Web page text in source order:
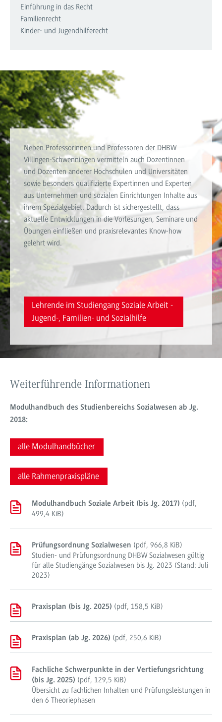
Einführung in das Recht
Familienrecht
Kinder- und Jugendhilferecht
Lehrende
Neben Professorinnen und Professoren der DHBW
Villingen-Schwenningen vermitteln auch Dozentinnen
und Dozenten anderer Hochschulen und Universitäten
sowie besonders qualifizierte Expertinnen und Experten
aus Unternehmen und sozialen Einrichtungen Inhalte aus
ihrem Spezialgebiet. Dadurch ist sichergestellt, dass
aktuelle Entwicklungen in die Vorlesungen, Seminare und
Übungen einfließen und praxisrelevantes Know-how
gelehrt wird.
Lehrende im Studiengang Soziale Arbeit -
Jugend-, Familien- und Sozialhilfe
Weiterführende Informationen
Modulhandbuch des Studienbereichs Sozialwesen ab Jg.
2018:
alle Modulhandbücher
alle Rahmenpraxispläne
Modulhandbuch Soziale Arbeit (bis Jg. 2017) (pdf,
499,4 KiB)
Prüfungsordnung Sozialwesen (pdf, 966,8 KiB)
Studien- und Prüfungsordnung DHBW Sozialwesen gültig
für alle Studiengänge Sozialwesen bis Jg. 2023 (Stand: Juli
2023)
Praxisplan (bis Jg. 2025) (pdf, 158,5 KiB)
Praxisplan (ab Jg. 2026) (pdf, 250,6 KiB)
Fachliche Schwerpunkte in der Vertiefungsrichtung
(bis Jg. 2025) (pdf, 129,5 KiB)
Übersicht zu fachlichen Inhalten und Prüfungsleistungen in
den 6 Theoriephasen